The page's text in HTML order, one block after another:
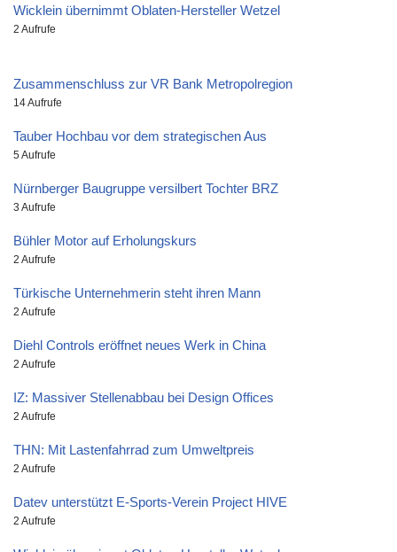
Wicklein übernimmt Oblaten-Hersteller Wetzel
2 Aufrufe
Zusammenschluss zur VR Bank Metropolregion
14 Aufrufe
Tauber Hochbau vor dem strategischen Aus
5 Aufrufe
Nürnberger Baugruppe versilbert Tochter BRZ
3 Aufrufe
Bühler Motor auf Erholungskurs
2 Aufrufe
Türkische Unternehmerin steht ihren Mann
2 Aufrufe
Diehl Controls eröffnet neues Werk in China
2 Aufrufe
IZ: Massiver Stellenabbau bei Design Offices
2 Aufrufe
THN: Mit Lastenfahrrad zum Umweltpreis
2 Aufrufe
Datev unterstützt E-Sports-Verein Project HIVE
2 Aufrufe